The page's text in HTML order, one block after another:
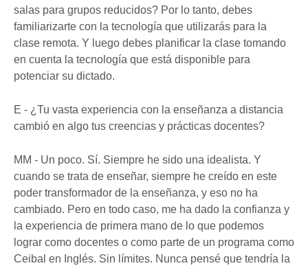
salas para grupos reducidos? Por lo tanto, debes
familiarizarte con la tecnología que utilizarás para la
clase remota. Y luego debes planificar la clase tomando
en cuenta la tecnología que está disponible para
potenciar su dictado.
E - ¿Tu vasta experiencia con la enseñanza a distancia
cambió en algo tus creencias y prácticas docentes?
MM - Un poco. Sí. Siempre he sido una idealista. Y
cuando se trata de enseñar, siempre he creído en este
poder transformador de la enseñanza, y eso no ha
cambiado. Pero en todo caso, me ha dado la confianza y
la experiencia de primera mano de lo que podemos
lograr como docentes o como parte de un programa como
Ceibal en Inglés. Sin límites. Nunca pensé que tendría la